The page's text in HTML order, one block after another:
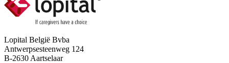
Lopital België Bvba
Antwerpsesteenweg 124
B-2630 Aartselaar